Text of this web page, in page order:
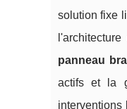
solution fixe
panneau
actifs et la
interventions